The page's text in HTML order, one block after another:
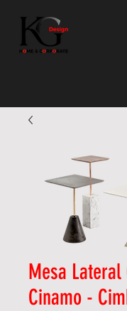
Mesa Lateral
Cinamo -